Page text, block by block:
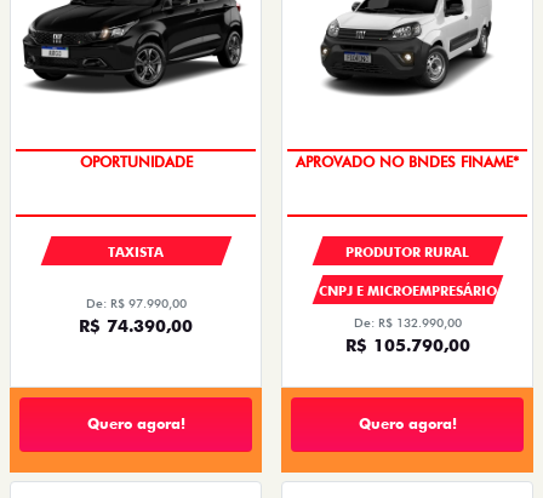
OPORTUNIDADE
TAXISTA
De: R$ 97.990,00
R$ 74.390,00
Quero agora!
APROVADO NO BNDES FINAME*
PRODUTOR RURAL
CNPJ E MICROEMPRESÁRIO
De: R$ 132.990,00
R$ 105.790,00
Quero agora!